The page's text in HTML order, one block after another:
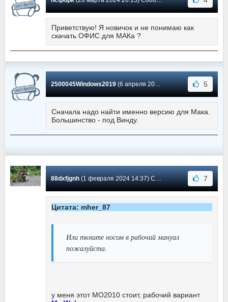
Приветствую! Я новичок и не понимаю как
скачать ОФИС для МАКа ?
2500045Windows2019(6 апреля 2024 16:28) Сообщение #1343 5
Сначала надо найти именно версию для Мака.
Большинство - под Винду.
88dxfjgnh(1 февраля 2024 14:37) Сообщение #1342 7
Цитата: mher_87
Или ткните носом в рабочий мануал
пожалуйста.
у меня этот МО2010 стоит, рабочий вариант